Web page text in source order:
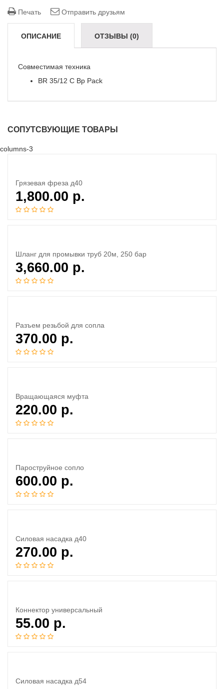
Печать Отправить друзьям
ОПИСАНИЕ ОТЗЫВЫ (0)
Совместимая техника
BR 35/12 C Bp Pack
СОПУТСВУЮЩИЕ ТОВАРЫ
columns-3
Грязевая фреза д40
1,800.00 р.
Шланг для промывки труб 20м, 250 бар
3,660.00 р.
Разъем резьбой для сопла
370.00 р.
Вращающаяся муфта
220.00 р.
Пароструйное сопло
600.00 р.
Силовая насадка д40
270.00 р.
Коннектор универсальный
55.00 р.
Силовая насадка д54